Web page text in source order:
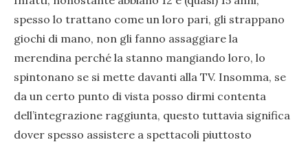
spesso lo trattano come un loro pari, gli strappano
giochi di mano, non gli fanno assaggiare la
merendina perché la stanno mangiando loro, lo
spintonano se si mette davanti alla TV. Insomma, se
da un certo punto di vista posso dirmi contenta
dell’integrazione raggiunta, questo tuttavia significa
dover spesso assistere a spettacoli piuttosto